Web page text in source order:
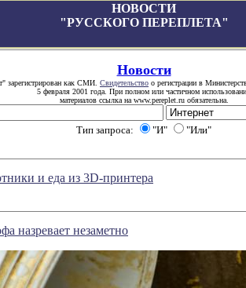
НОВОСТИ
"РУССКОГО ПЕРЕПЛЕТА"
Новости
зарегистрирован как СМИ. Свидетельство о регистрации в
5 февраля 2001 года. При полном или частичном
материалов ссылка на www.pereplet.ru обязательна.
Тип запроса: "И" "Или"
и еда из 3D-принтера
назревает незаметно